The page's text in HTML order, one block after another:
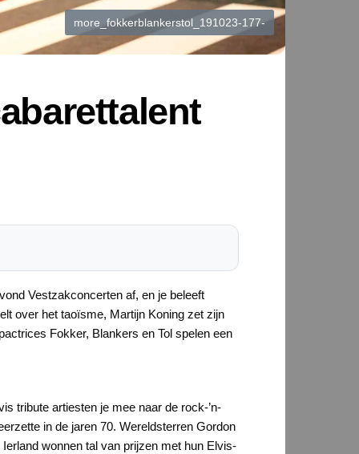
more_fokkerblankerstol_191023-177-
Vestzakconcerten af, en je beleeft
over het taoïsme, Martijn Koning zet zijn
Fokker, Blankers en Tol spelen een
tribute artiesten je mee naar de rock-’n-
in de jaren 70. Wereldsterren Gordon
wonnen tal van prijzen met hun Elvis-